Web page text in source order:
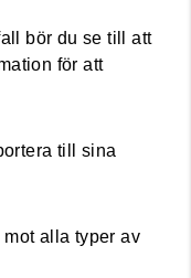
bör du se till att
för att
till sina
alla typer av